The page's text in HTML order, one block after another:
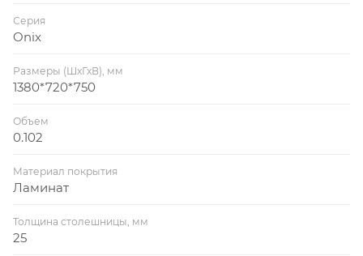
Серия
Onix
Размеры (ШхГхВ), мм
1380*720*750
Объем
0.102
Материал покрытия
Ламинат
Толщина столешницы, мм
25